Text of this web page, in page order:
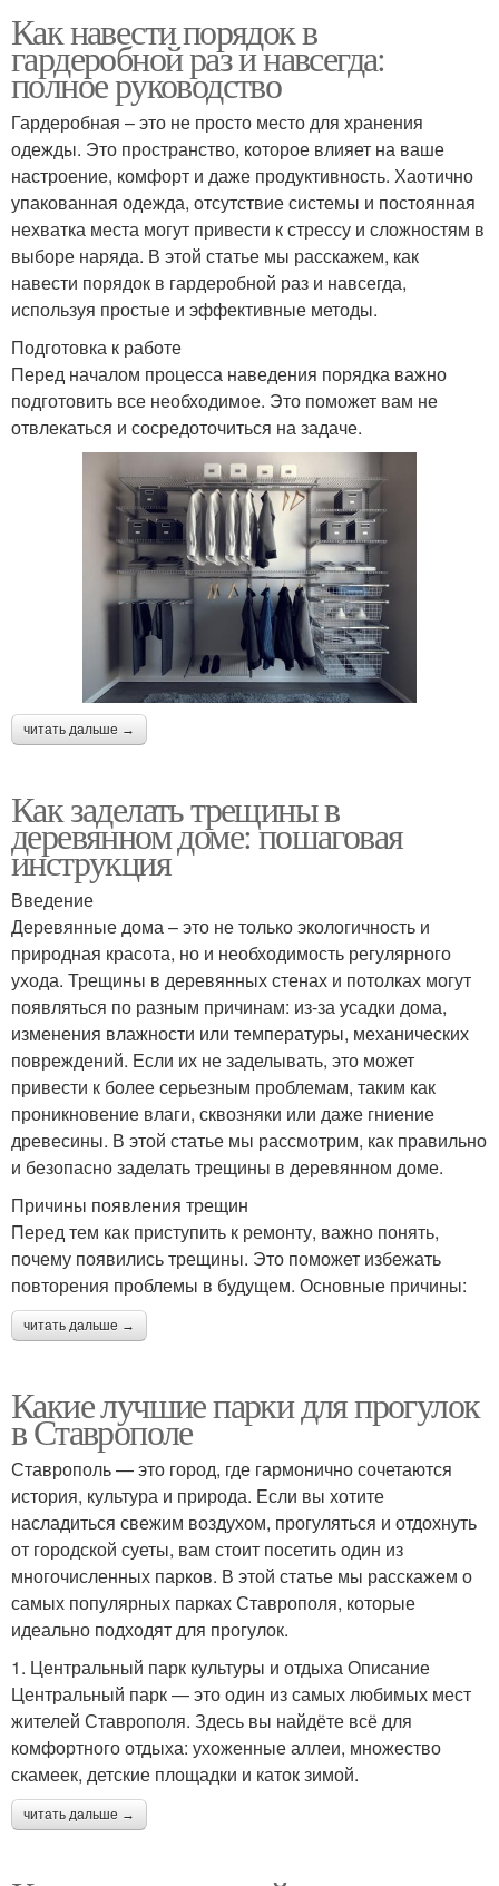
Как навести порядок в
гардеробной раз и навсегда:
полное руководство
Гардеробная – это не просто место для хранения
одежды. Это пространство, которое влияет на ваше
настроение, комфорт и даже продуктивность. Хаотично
упакованная одежда, отсутствие системы и постоянная
нехватка места могут привести к стрессу и сложностям в
выборе наряда. В этой статье мы расскажем, как
навести порядок в гардеробной раз и навсегда,
используя простые и эффективные методы.
Подготовка к работе
Перед началом процесса наведения порядка важно
подготовить все необходимое. Это поможет вам не
отвлекаться и сосредоточиться на задаче.
читать дальше →
Как заделать трещины в
деревянном доме: пошаговая
инструкция
Введение
Деревянные дома – это не только экологичность и
природная красота, но и необходимость регулярного
ухода. Трещины в деревянных стенах и потолках могут
появляться по разным причинам: из-за усадки дома,
изменения влажности или температуры, механических
повреждений. Если их не заделывать, это может
привести к более серьезным проблемам, таким как
проникновение влаги, сквозняки или даже гниение
древесины. В этой статье мы рассмотрим, как правильно
и безопасно заделать трещины в деревянном доме.
Причины появления трещин
Перед тем как приступить к ремонту, важно понять,
почему появились трещины. Это поможет избежать
повторения проблемы в будущем. Основные причины:
читать дальше →
Какие лучшие парки для прогулок
в Ставрополе
Ставрополь — это город, где гармонично сочетаются
история, культура и природа. Если вы хотите
насладиться свежим воздухом, прогуляться и отдохнуть
от городской суеты, вам стоит посетить один из
многочисленных парков. В этой статье мы расскажем о
самых популярных парках Ставрополя, которые
идеально подходят для прогулок.
1. Центральный парк культуры и отдыха Описание
Центральный парк — это один из самых любимых мест
жителей Ставрополя. Здесь вы найдёте всё для
комфортного отдыха: ухоженные аллеи, множество
скамеек, детские площадки и каток зимой.
читать дальше →